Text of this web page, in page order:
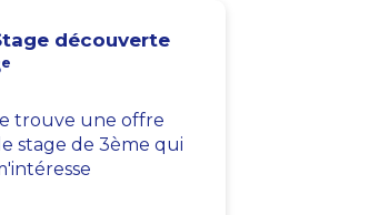
découverte
e
trouve une offre
stage de 3ème qui